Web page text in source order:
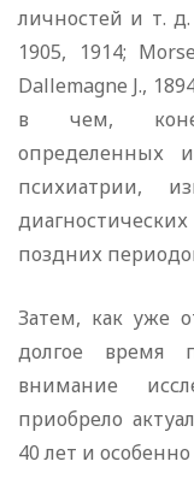
личностей и т.
1905, 1914;
Dallemagne J.,
в чем,
определенных
психиатрии,
поздних
Затем, как уже
долгое время
внимание
приобрело
40 лет и